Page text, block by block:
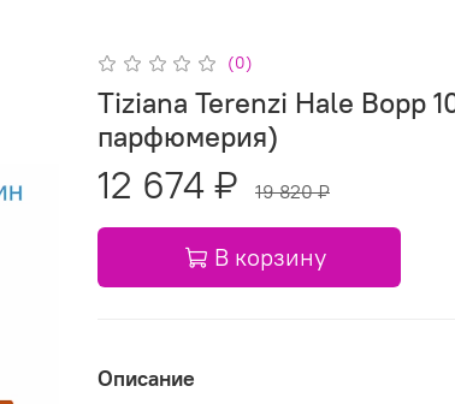
(0)
Tiziana Terenzi Hale Bopp
парфюмерия)
12 674 ₽ 19 820 ₽
В корзину
Описание